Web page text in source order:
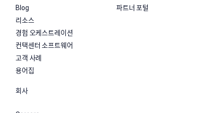
Blog
리소스
경험 오케스트레이션
컨택센터 소프트웨어
고객 사례
용어집
파트너 포털
회사